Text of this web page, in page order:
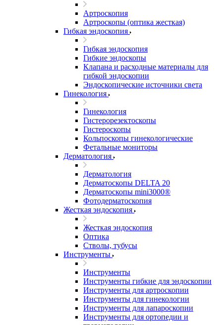
Артроскопия
Артроскопы (оптика жесткая)
Гибкая эндоскопия
Гибкая эндоскопия
Гибкие эндоскопы
Клапана и расходные материалы для
гибкой эндоскопии
Эндоскопические источники света
Гинекология
Гинекология
Гистерорезектоскопы
Гистероскопы
Кольпоскопы гинекологические
Фетальные мониторы
Дерматология
Дерматология
Дерматоскопы DELTA 20
Дерматоскопы mini3000®
Фотодерматоскопия
Жесткая эндоскопия
Жесткая эндоскопия
Оптика
Стволы, тубусы
Инструменты
Инструменты
Инструменты гибкие для эндоскопии
Инструменты для артроскопии
Инструменты для гинекологии
Инструменты для лапароскопии
Инструменты для ортопедии и